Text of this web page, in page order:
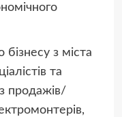
бізнесу з міста
та
продажів/